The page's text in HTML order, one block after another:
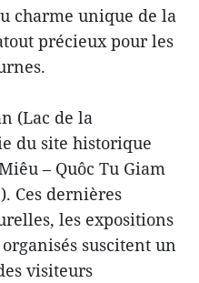
charme unique de la
précieux pour les
(Lac de la
du site historique
– Quôc Tu Giam
Ces dernières
les expositions
suscitent un
visiteurs